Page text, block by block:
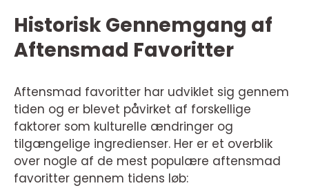
Historisk Gennemgang af
Aftensmad Favoritter
Aftensmad favoritter har udviklet sig gennem
tiden og er blevet påvirket af forskellige
faktorer som kulturelle ændringer og
tilgængelige ingredienser. Her er et overblik
over nogle af de mest populære aftensmad
favoritter gennem tidens løb: